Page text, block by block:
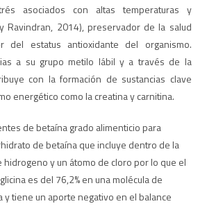
asociados con altas temperaturas y
Ravindran, 2014), preservador de la salud
del estatus antioxidante del organismo.
a su grupo metilo lábil y a través de la
con la formación de sustancias clave
energético como la creatina y carnitina.
de betaína grado alimenticio para
de betaína que incluye dentro de la
hidrogeno y un átomo de cloro por lo que el
es del 76,2% en una molécula de
y tiene un aporte negativo en el balance